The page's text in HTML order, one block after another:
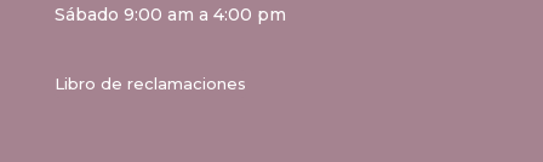
Sábado 9:00 am a 4:00 pm
Libro de reclamaciones